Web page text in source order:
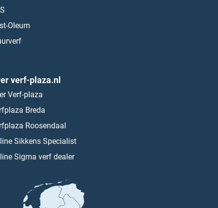
Oleum
verf-plaza.nl
Verf-plaza
Breda
Roosendaal
Sikkens Specialist
Sigma verf dealer